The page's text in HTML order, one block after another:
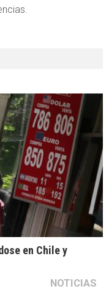
en Chile y
NOTICIAS